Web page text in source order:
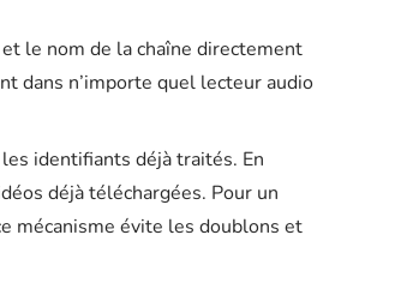
le nom de la chaîne directement
dans n’importe quel lecteur audio
identifiants déjà traités. En
déjà téléchargées. Pour un
mécanisme évite les doublons et